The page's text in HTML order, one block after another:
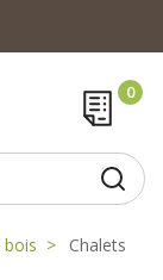
Chalets